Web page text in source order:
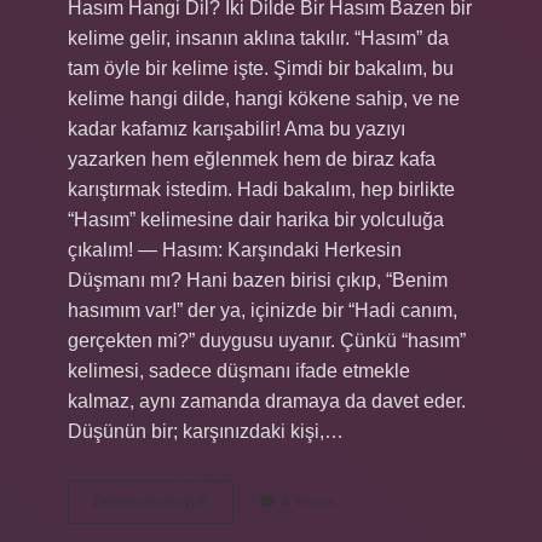
Hasım Hangi Dil? İki Dilde Bir Hasım Bazen bir
kelime gelir, insanın aklına takılır. “Hasım” da
tam öyle bir kelime işte. Şimdi bir bakalım, bu
kelime hangi dilde, hangi kökene sahip, ve ne
kadar kafamız karışabilir! Ama bu yazıyı
yazarken hem eğlenmek hem de biraz kafa
karıştırmak istedim. Hadi bakalım, hep birlikte
“Hasım” kelimesine dair harika bir yolculuğa
çıkalım! — Hasım: Karşındaki Herkesin
Düşmanı mı? Hani bazen birisi çıkıp, “Benim
hasımım var!” der ya, içinizde bir “Hadi canım,
gerçekten mi?” duygusu uyanır. Çünkü “hasım”
kelimesi, sadece düşmanı ifade etmekle
kalmaz, aynı zamanda dramaya da davet eder.
Düşünün bir; karşınızdaki kişi,…
Devamını okuyun
hangi
4 Yorum